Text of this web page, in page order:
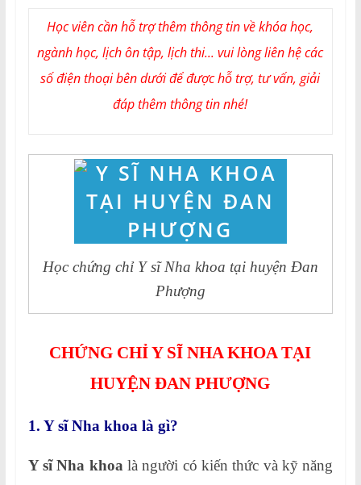
Học viên cần hỗ trợ thêm thông tin về khóa học,
ngành học, lịch ôn tập, lịch thi... vui lòng liên hệ các
số điện thoại bên dưới để được hỗ trợ, tư vấn, giải
đáp thêm thông tin nhé!
Học chứng chỉ Y sĩ Nha khoa tại huyện Đan
Phượng
CHỨNG CHỈ Y SĨ NHA KHOA TẠI
HUYỆN ĐAN PHƯỢNG
1. Y sĩ Nha khoa là gì?
Y sĩ Nha khoa là người có kiến thức và kỹ năng